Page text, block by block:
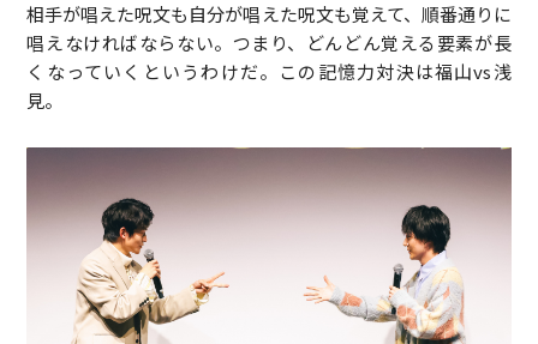
相手が唱えた呪文も自分が唱えた呪文も覚えて、順番通りに
唱えなければならない。つまり、どんどん覚える要素が長
くなっていくというわけだ。この記憶力対決は福山vs浅
見。